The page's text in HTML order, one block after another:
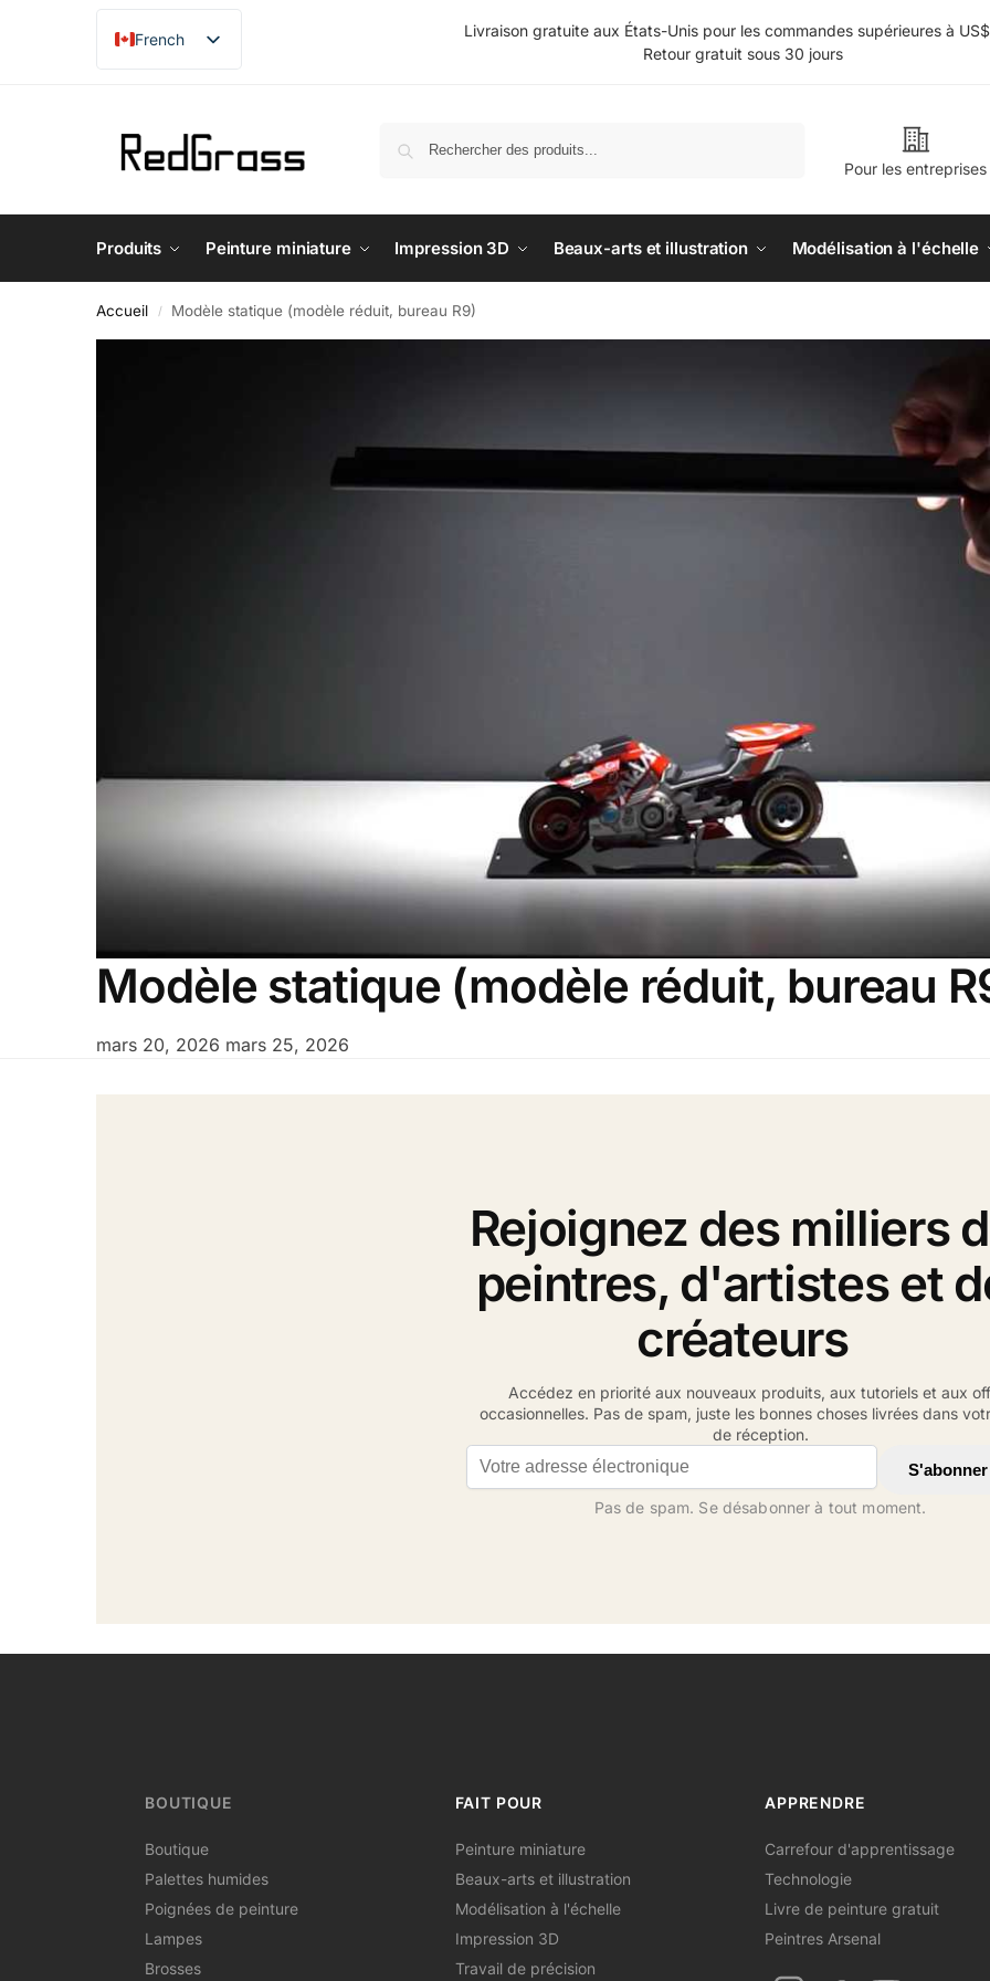
French
English
Livraison gratuite aux États-Unis pour les commandes supérieures à
Retour gratuit sous 30 jours
Pour les entreprises
Produits Peinture miniature Impression 3D Beaux-arts et illustration Modélisation à l'échelle
Accueil / Modèle statique (modèle réduit, bureau R9)
Modèle statique (modèle réduit, bureau
mars 20, 2026 mars 25, 2026
Rejoignez des milliers
peintres, d'artistes et
créateurs
Accédez en priorité aux nouveaux produits, aux tutoriels et aux
occasionnelles. Pas de spam, juste les bonnes choses livrées dans
de réception.
Email address
S'abonner
Pas de spam. Se désabonner à tout moment.
BOUTIQUE
Boutique
Palettes humides
Poignées de peinture
Lampes
Brosses
FAIT POUR
Peinture miniature
Beaux-arts et illustration
Modélisation à l'échelle
Impression 3D
Travail de précision
APPRENDRE
Carrefour d'apprentissage
Technologie
Livre de peinture gratuit
Peintres Arsenal